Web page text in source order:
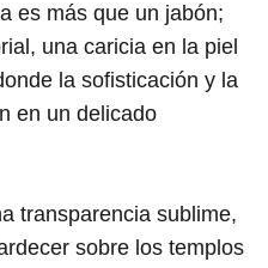
es más que un jabón;
una caricia en la piel
la sofisticación y la
en un delicado
transparencia sublime,
sobre los templos